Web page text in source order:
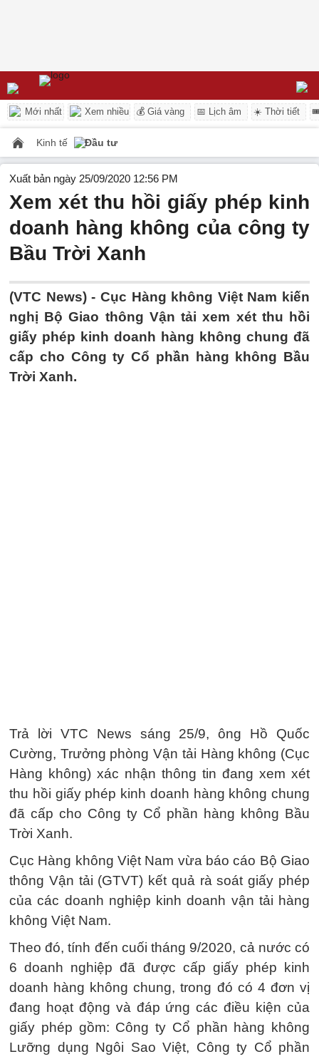
Mới nhất Xem nhiều 💰 Giá vàng 📅 Lịch âm ☀️ Thời tiết
Kinh tế Đầu tư
Xuất bản ngày 25/09/2020 12:56 PM
Xem xét thu hồi giấy phép kinh
doanh hàng không của công ty
Bầu Trời Xanh
(VTC News) - Cục Hàng không Việt Nam kiến
nghị Bộ Giao thông Vận tải xem xét thu hồi
giấy phép kinh doanh hàng không chung đã
cấp cho Công ty Cổ phần hàng không Bầu
Trời Xanh.
Trả lời VTC News sáng 25/9, ông Hồ Quốc
Cường, Trưởng phòng Vận tải Hàng không (Cục
Hàng không) xác nhận thông tin đang xem xét
thu hồi giấy phép kinh doanh hàng không chung
đã cấp cho Công ty Cổ phần hàng không Bầu
Trời Xanh.
Cục Hàng không Việt Nam vừa báo cáo Bộ Giao
thông Vận tải (GTVT) kết quả rà soát giấy phép
của các doanh nghiệp kinh doanh vận tải hàng
không Việt Nam.
Theo đó, tính đến cuối tháng 9/2020, cả nước có
6 doanh nghiệp đã được cấp giấy phép kinh
doanh hàng không chung, trong đó có 4 đơn vị
đang hoạt động và đáp ứng các điều kiện của
giấy phép gồm: Công ty Cổ phần hàng không
Lưỡng dụng Ngôi Sao Việt, Công ty Cổ phần